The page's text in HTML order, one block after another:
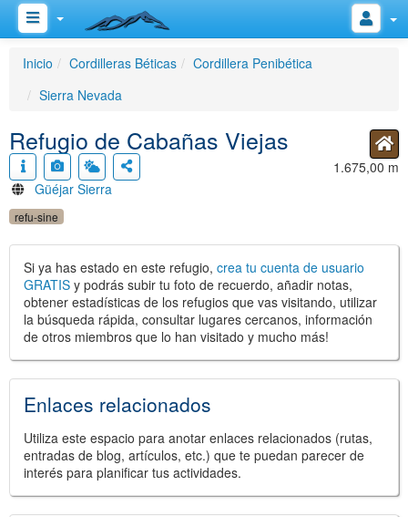
Inicio Cordilleras Béticas
Cordillera Penibética
Sierra Nevada
Refugio de Cabañas Viejas
Güéjar Sierra
1.675,00 m
refu-sine
Si ya has estado en este refugio, crea tu cuenta de usuario
GRATIS y podrás subir tu foto de recuerdo, añadir notas,
obtener estadísticas de los refugios que vas visitando, utilizar
la búsqueda rápida, consultar lugares cercanos, información
de otros miembros que lo han visitado y mucho más!
Enlaces relacionados
Utiliza este espacio para anotar enlaces relacionados (rutas,
entradas de blog, artículos, etc.) que te puedan parecer de
interés para planificar tus actividades.